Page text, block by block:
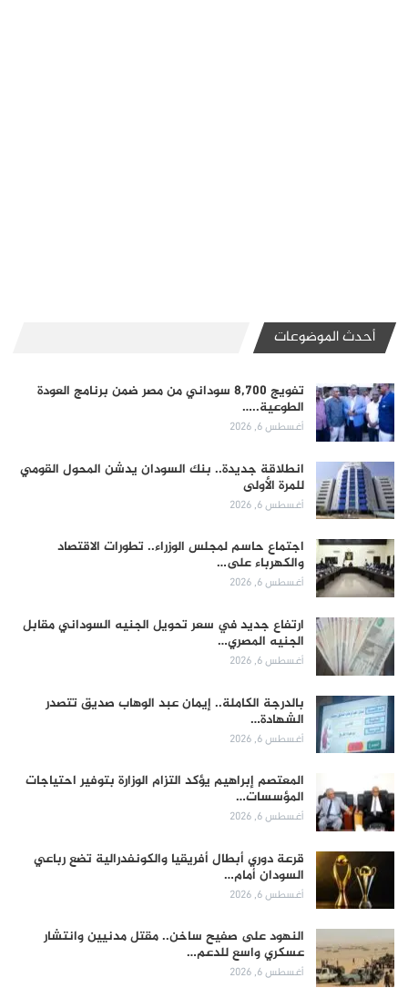
أحدث الموضوعات
تفويج 8,700 سوداني من مصر ضمن برنامج العودة
الطوعية..…
أغسطس 6, 2026
انطلاقة جديدة.. بنك السودان يدشن المحول القومي
للمرة الأولى
أغسطس 6, 2026
اجتماع حاسم لمجلس الوزراء.. تطورات الاقتصاد
والكهرباء على…
أغسطس 6, 2026
ارتفاع جديد في سعر تحويل الجنيه السوداني مقابل
الجنيه المصري…
أغسطس 6, 2026
بالدرجة الكاملة.. إيمان عبد الوهاب صديق تتصدر
الشهادة…
أغسطس 6, 2026
المعتصم إبراهيم يؤكد التزام الوزارة بتوفير احتياجات
المؤسسات…
أغسطس 6, 2026
قرعة دوري أبطال أفريقيا والكونفدرالية تضع رباعي
السودان أمام…
أغسطس 6, 2026
النهود على صفيح ساخن.. مقتل مدنيين وانتشار
عسكري واسع للدعم…
أغسطس 6, 2026